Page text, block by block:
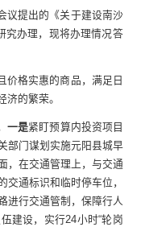
议提出的《关于建设南沙
究办理，现将办理情况答
价格实惠的商品，满足日
的繁荣。
一是紧盯预算内投资项目
部门谋划实施元阳县城早
，在交通管理上，与交通
通标识和临时停车位，
进行交通管制，保障行人
建设，实行24小时“轮岗